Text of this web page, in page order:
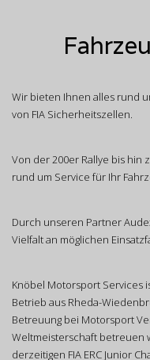
Wir bieten Ihnen alles rund
von FIA Sicherheitszellen.
Von der 200er Rallye bis hin
rund um Service für Ihr
Durch unseren Partner
Vielfalt an möglichen
Knöbel Motorsport Services
Betrieb aus Rheda-
Betreuung bei Motorsport
Weltmeisterschaft betreuen
derzeitigen FIA ERC Junior